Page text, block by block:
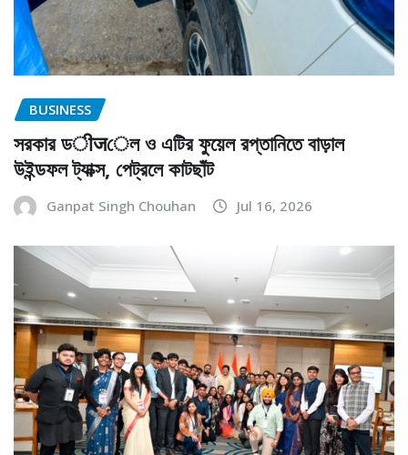
BUSINESS
সরকার ডीजেল ও এটির ফুয়েল রপ্তানিতে বাড়াল
উইন্ডফল ট্যাক্স, পেট্রলে কাটছাঁট
Ganpat Singh Chouhan Jul 16, 2026